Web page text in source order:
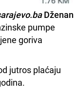
Dženan
pumpe
goriva
jutros plaćaju